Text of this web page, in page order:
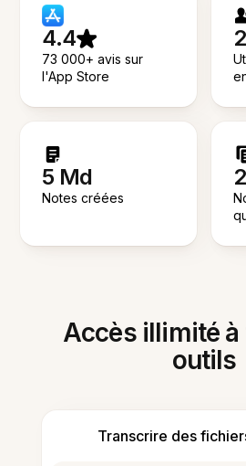
4.4
73 000+ avis sur
l'App Store
5 Md
Notes créées
Accès illimité
outils
Transcrire des